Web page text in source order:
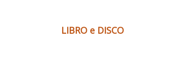
LIBRO e DISCO